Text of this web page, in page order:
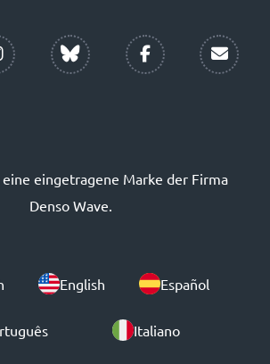
eingetragene Marke der Firma
Denso Wave.
English Español
Italiano